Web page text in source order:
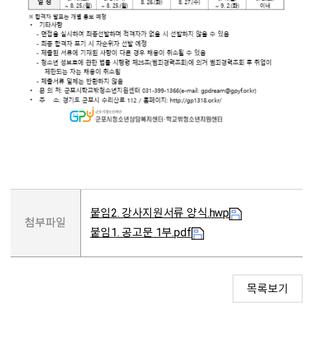
첨부파일
붙임2. 강사지원서류 양식.hwp
붙임1. 공고문 1부.pdf
목록보기